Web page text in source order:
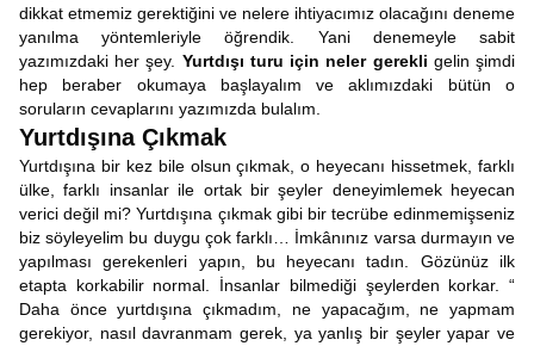
dikkat etmemiz gerektiğini ve nelere ihtiyacımız olacağını deneme
yanılma yöntemleriyle öğrendik. Yani denemeyle sabit
yazımızdaki her şey. Yurtdışı turu için neler gerekli gelin şimdi
hep beraber okumaya başlayalım ve aklımızdaki bütün o
soruların cevaplarını yazımızda bulalım.
Yurtdışına Çıkmak
Yurtdışına bir kez bile olsun çıkmak, o heyecanı hissetmek, farklı
ülke, farklı insanlar ile ortak bir şeyler deneyimlemek heyecan
verici değil mi? Yurtdışına çıkmak gibi bir tecrübe edinmemişseniz
biz söyleyelim bu duygu çok farklı… İmkânınız varsa durmayın ve
yapılması gerekenleri yapın, bu heyecanı tadın. Gözünüz ilk
etapta korkabilir normal. İnsanlar bilmediği şeylerden korkar. “
Daha önce yurtdışına çıkmadım, ne yapacağım, ne yapmam
gerekiyor, nasıl davranmam gerek, ya yanlış bir şeyler yapar ve